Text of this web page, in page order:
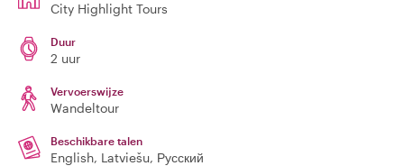
City Highlight Tours
Duur
2 uur
Vervoerswijze
Wandeltour
Beschikbare talen
English, Latviešu, Русский